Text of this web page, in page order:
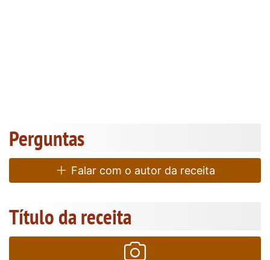
Perguntas
Falar com o autor da receita
Título da receita